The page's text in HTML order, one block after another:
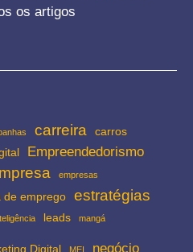
os artigos
carreira carros
Empreendedorismo
empresas
de emprego estratégias
leads mangá
Digital MEI negócio